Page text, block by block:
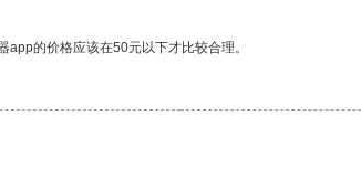
的价格应该在50元以下才比较合理。